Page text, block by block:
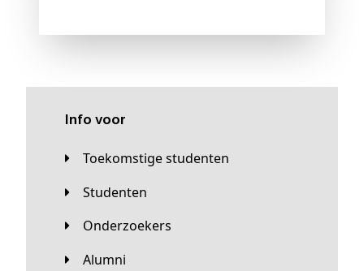
Info voor
Toekomstige studenten
Studenten
Onderzoekers
Alumni